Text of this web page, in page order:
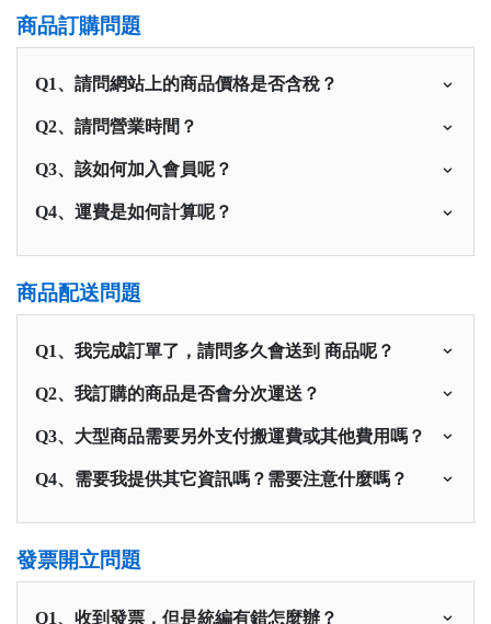
商品訂購問題
Q1、請問網站上的商品價格是否含稅？
Q2、請問營業時間？
Q3、該如何加入會員呢？
Q4、運費是如何計算呢？
商品配送問題
Q1、我完成訂單了，請問多久會送到 商品呢？
Q2、我訂購的商品是否會分次運送？
Q3、大型商品需要另外支付搬運費或其他費用嗎？
Q4、需要我提供其它資訊嗎？需要注意什麼嗎？
發票開立問題
Q1、收到發票，但是統編有錯怎麼辦？